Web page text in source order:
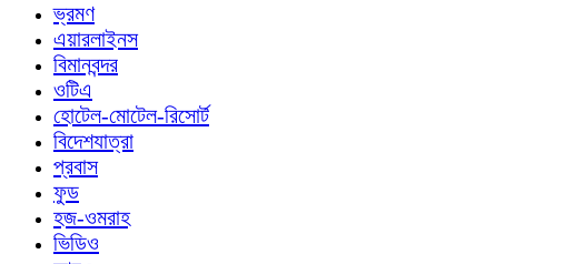
ভ্রমণ
এয়ারলাইনস
বিমানবন্দর
ওটিএ
হোটেল-মোটেল-রিসোর্ট
বিদেশযাত্রা
প্রবাস
ফুড
হজ-ওমরাহ
ভিডিও